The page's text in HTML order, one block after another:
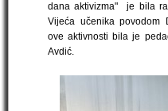
dana aktivizma" je bila
Vijeća učenika povodom
ove aktivnosti bila je
Avdić.